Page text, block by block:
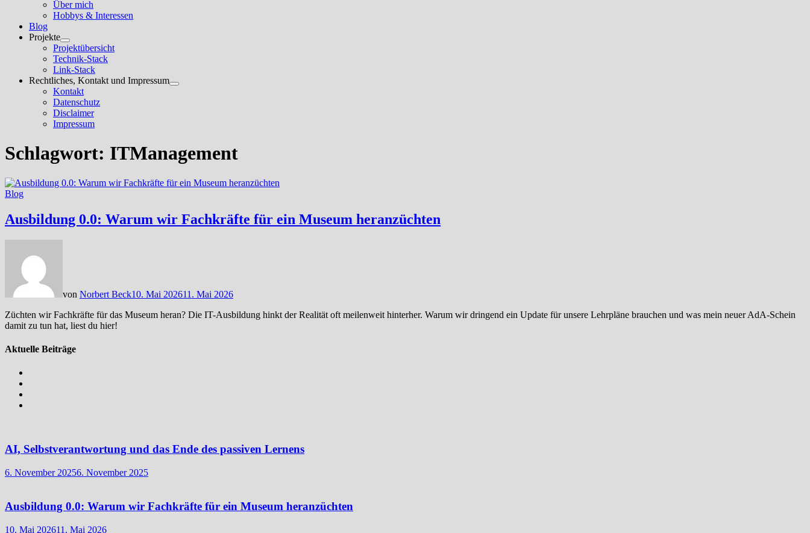
Über mich
Hobbys & Interessen
Blog
Projekte
Untermenü
anzeigen
Projektübersicht
Technik-Stack
Link-Stack
Rechtliches, Kontakt und Impressum
Untermenü
Kontakt
Datenschutz
Disclaimer
Impressum
Schlagwort: ITManagement
Blog
Ausbildung 0.0: Warum wir Fachkräfte für ein Museum heranzüchten
von Norbert Beck10. Mai 202611. Mai 2026
Züchten wir Fachkräfte für das Museum heran? Die IT-Ausbildung hinkt der Realität oft meilenweit hinterher. Warum wir dringend ein Update für unsere Lehrpläne brauchen und was mein neuer AdA-Schein
damit zu tun hat, liest du hier!
Aktuelle Beiträge
AI, Selbstverantwortung und das Ende des passiven Lernens
6. November 20256. November 2025
Ausbildung 0.0: Warum wir Fachkräfte für ein Museum heranzüchten
10. Mai 202611. Mai 2026